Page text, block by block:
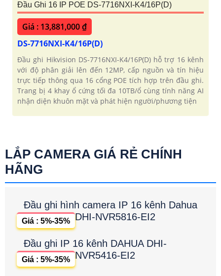
Đầu Ghi 16 IP POE DS-7716NXI-K4/16P(D)
Giá : 13,881,000 ₫
DS-7716NXI-K4/16P(D)
Đầu ghi Hikvision DS-7716NXI-K4/16P(D) hỗ trợ 16 kênh
với độ phân giải lên đến 12MP, cấp nguồn và tín hiệu
trực tiếp thông qua 16 cổng POE tích hợp trên đầu ghi.
Trang bị 4 khay ổ cứng tối đa 10TB/ổ cùng tính năng AI
nhận diện khuôn mặt và phát hiện người/phương tiện
LẮP CAMERA GIÁ RẺ CHÍNH
HÃNG
Đầu ghi hình camera IP 16 kênh Dahua
DHI-NVR5816-EI2
Giá : 5%-35%
Đầu ghi IP 16 kênh DAHUA DHI-
NVR5416-EI2
Giá : 5%-35%